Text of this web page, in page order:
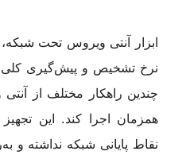
ابزار آنتی ویروس تحت
نرخ تشخیص و پیش‌گیری کلی
چندین راهکار مختلف از
همزمان اجرا کند. این
نقاط پایانی شبکه نداشته و